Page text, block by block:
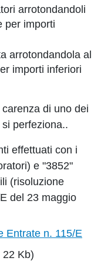
arrotondandoli
per importi
arrotondandola al
importi inferiori
di uno dei
perfeziona..
effettuati con i
e "3852"
(risoluzione
del 23 maggio
Entrate n. 115/E
22 Kb)